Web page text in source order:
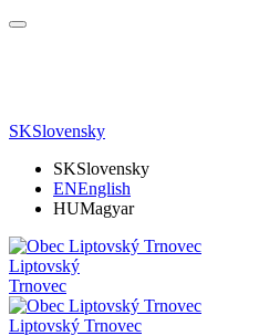
SKSlovensky
SKSlovensky
ENEnglish
HUMagyar
Liptovský
Trnovec
Liptovský Trnovec